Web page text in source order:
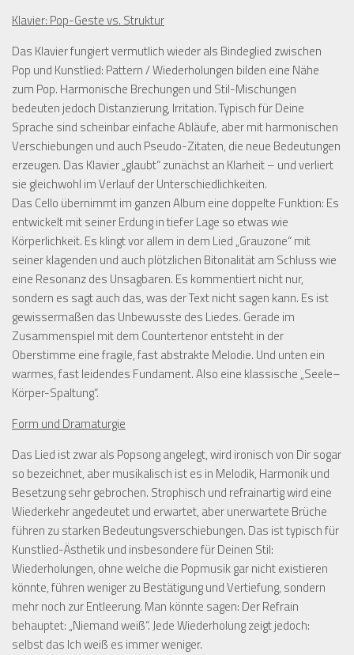
Klavier: Pop-Geste vs. Struktur
Das Klavier fungiert vermutlich wieder als Bindeglied zwischen
Pop und Kunstlied: Pattern / Wiederholungen bilden eine Nähe
zum Pop. Harmonische Brechungen und Stil-Mischungen
bedeuten jedoch Distanzierung, Irritation. Typisch für Deine
Sprache sind scheinbar einfache Abläufe, aber mit harmonischen
Verschiebungen und auch Pseudo-Zitaten, die neue Bedeutungen
erzeugen. Das Klavier „glaubt“ zunächst an Klarheit – und verliert
sie gleichwohl im Verlauf der Unterschiedlichkeiten.
Das Cello übernimmt im ganzen Album eine doppelte Funktion: Es
entwickelt mit seiner Erdung in tiefer Lage so etwas wie
Körperlichkeit. Es klingt vor allem in dem Lied „Grauzone“ mit
seiner klagenden und auch plötzlichen Bitonalität am Schluss wie
eine Resonanz des Unsagbaren. Es kommentiert nicht nur,
sondern es sagt auch das, was der Text nicht sagen kann. Es ist
gewissermaßen das Unbewusste des Liedes. Gerade im
Zusammenspiel mit dem Countertenor entsteht in der
Oberstimme eine fragile, fast abstrakte Melodie. Und unten ein
warmes, fast leidendes Fundament. Also eine klassische „Seele–
Körper-Spaltung“.
Form und Dramaturgie
Das Lied ist zwar als Popsong angelegt, wird ironisch von Dir sogar
so bezeichnet, aber musikalisch ist es in Melodik, Harmonik und
Besetzung sehr gebrochen. Strophisch und refrainartig wird eine
Wiederkehr angedeutet und erwartet, aber unerwartete Brüche
führen zu starken Bedeutungsverschiebungen. Das ist typisch für
Kunstlied-Ästhetik und insbesondere für Deinen Stil:
Wiederholungen, ohne welche die Popmusik gar nicht existieren
könnte, führen weniger zu Bestätigung und Vertiefung, sondern
mehr noch zur Entleerung. Man könnte sagen: Der Refrain
behauptet: „Niemand weiß“. Jede Wiederholung zeigt jedoch:
selbst das Ich weiß es immer weniger.